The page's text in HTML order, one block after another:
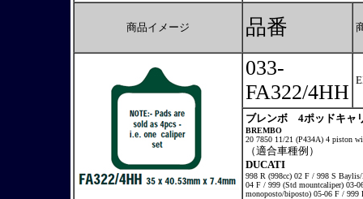
商品イメージ 品番
033-
FA322/4HH
ブレンボ 4ポッドキャ
BREMBO
20 7850 11/21 (P434A) 4 piston
（適合車種例）
DUCATI
998 R (998cc) 02 F / 998 S
04 F / 999 (Std mountcaliper) 03-
monoposto/biposto) 05-06 F / 999